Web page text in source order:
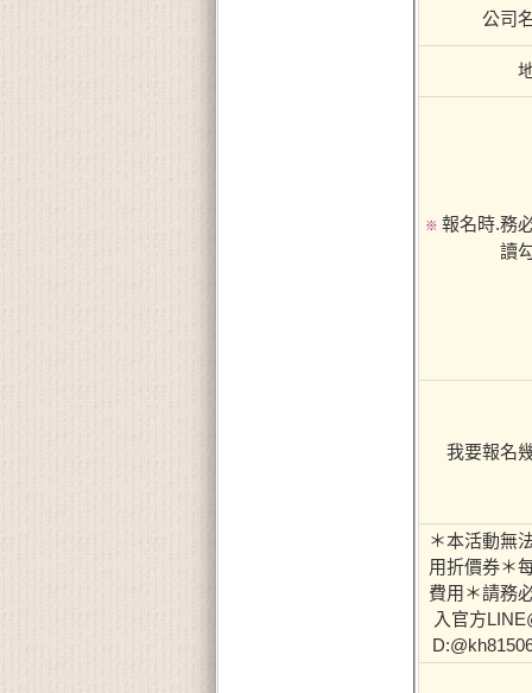
公司
※ 報名時.務
讀
我要報名
＊本活動無
用折價券＊
費用＊請務
入官方